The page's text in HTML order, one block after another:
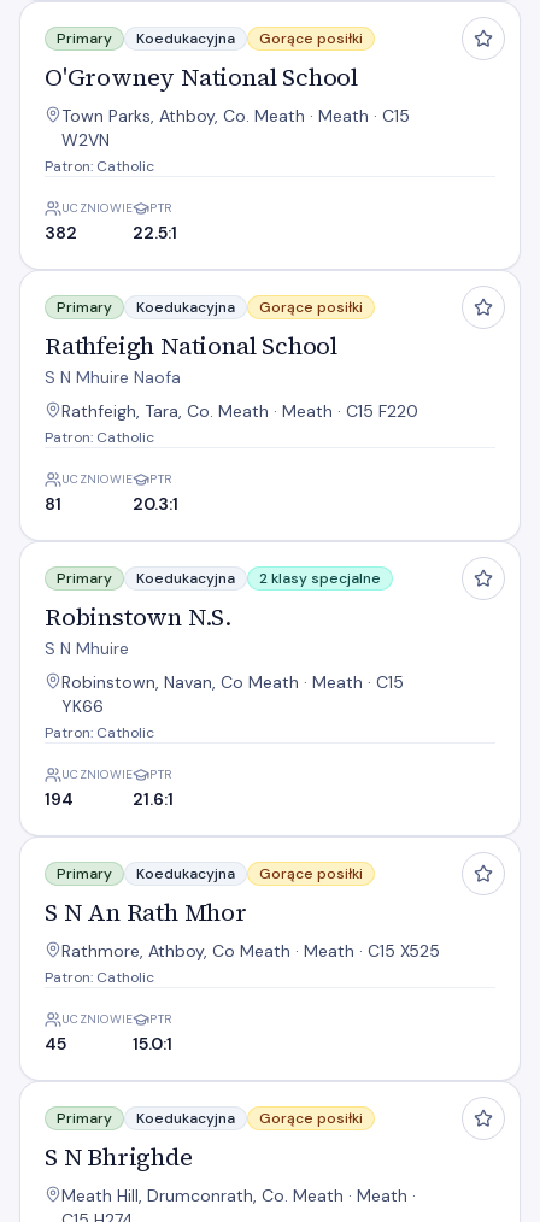
O'Growney National School
Primary Koedukacyjna Gorące posiłki
O'Growney National School
Town Parks, Athboy, Co. Meath · Meath · C15
W2VN
Patron: Catholic
UCZNIOWIE
382
PTR
22.5:1
Rathfeigh National School
Primary Koedukacyjna Gorące posiłki
Rathfeigh National School
S N Mhuire Naofa
Rathfeigh, Tara, Co. Meath · Meath · C15 F220
Patron: Catholic
UCZNIOWIE
81
PTR
20.3:1
Robinstown N.S.
Primary Koedukacyjna 2 klasy specjalne
Robinstown N.S.
S N Mhuire
Robinstown, Navan, Co Meath · Meath · C15
YK66
Patron: Catholic
UCZNIOWIE
194
PTR
21.6:1
S N An Rath Mhor
Primary Koedukacyjna Gorące posiłki
S N An Rath Mhor
Rathmore, Athboy, Co Meath · Meath · C15 X525
Patron: Catholic
UCZNIOWIE
45
PTR
15.0:1
S N Bhrighde
Primary Koedukacyjna Gorące posiłki
S N Bhrighde
Meath Hill, Drumconrath, Co. Meath · Meath ·